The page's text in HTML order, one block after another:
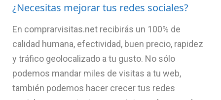
¿Necesitas mejorar tus redes sociales?
En comprarvisitas.net recibirás un 100% de
calidad humana, efectividad, buen precio, rapidez
y tráfico geolocalizado a tu gusto. No sólo
podemos mandar miles de visitas a tu web,
también podemos hacer crecer tus redes